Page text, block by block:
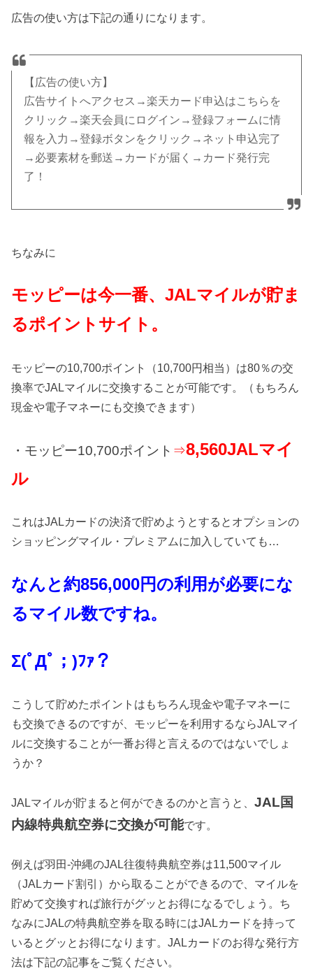
広告の使い方は下記の通りになります。
【広告の使い方】
広告サイトへアクセス→楽天カード申込はこちらを
クリック→楽天会員にログイン→登録フォームに情
報を入力→登録ボタンをクリック→ネット申込完了
→必要素材を郵送→カードが届く→カード発行完
了！
ちなみに
モッピーは今一番、JALマイルが貯ま
るポイントサイト。
モッピーの10,700ポイント（10,700円相当）は80％の交
換率でJALマイルに交換することが可能です。（もちろん
現金や電子マネーにも交換できます）
・モッピー10,700ポイント ⇒8,560JALマイ
ル
これはJALカードの決済で貯めようとするとオプションの
ショッピングマイル・プレミアムに加入していても…
なんと約856,000円の利用が必要にな
るマイル数ですね。
Σ(ﾟДﾟ；)ﾌｧ？
こうして貯めたポイントはもちろん現金や電子マネーに
も交換できるのですが、モッピーを利用するならJALマイ
ルに交換することが一番お得と言えるのではないでしょ
うか？
JALマイルが貯まると何ができるのかと言うと、JAL国
内線特典航空券に交換が可能です。
例えば羽田-沖縄のJAL往復特典航空券は11,500マイル
（JALカード割引）から取ることができるので、マイルを
貯めて交換すれば旅行がグッとお得になるでしょう。ち
なみにJALの特典航空券を取る時にはJALカードを持って
いるとグッとお得になります。JALカードのお得な発行方
法は下記の記事をご覧ください。